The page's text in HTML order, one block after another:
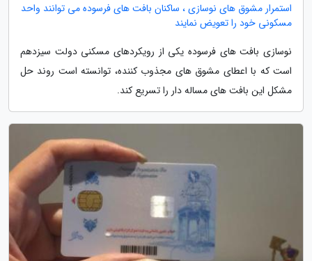
استمرار مشوق های نوسازی ، ساکنان بافت های فرسوده می توانند واحد
مسکونی خود را تعویض نمایند
نوسازی بافت های فرسوده یکی از رویکردهای مسکنی دولت سیزدهم
است که با اعطای مشوق های مجذوب کننده، توانسته است روند حل
مشکل این بافت های مساله دار را تسریع کند.